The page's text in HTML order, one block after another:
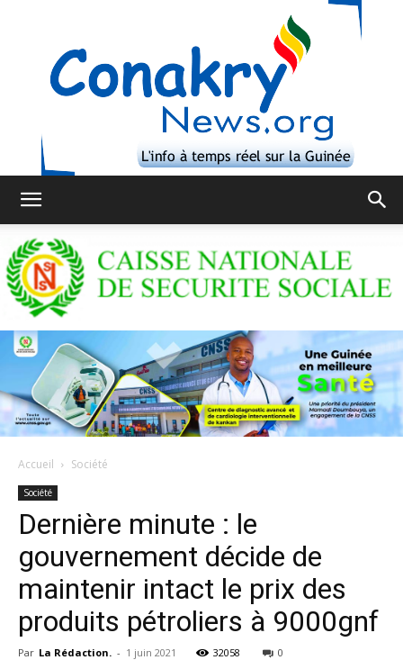
Accueil Société
Société
Dernière minute : le
gouvernement décide de
maintenir intact le prix des
produits pétroliers à 9000gnf
Par La Rédaction. - 1 juin 2021 32058 0